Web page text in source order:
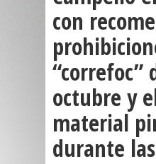
con
“correfoc”
octubre y
material
durante